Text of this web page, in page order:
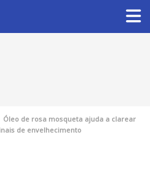
Óleo de rosa mosqueta ajuda a clarear
de envelhecimento